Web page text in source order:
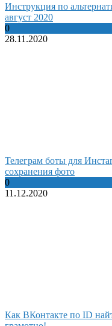
Инструкция по
август 2020
0
28.11.2020
Телеграм боты для
сохранения фото
0
11.12.2020
Как ВКонтакте по ID